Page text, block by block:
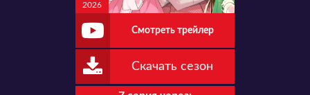
2026
Смотреть трейлер
Скачать сезон